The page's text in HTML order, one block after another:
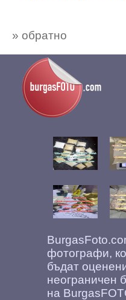
» обратно
фотографи,
бъдат
неограничен
на